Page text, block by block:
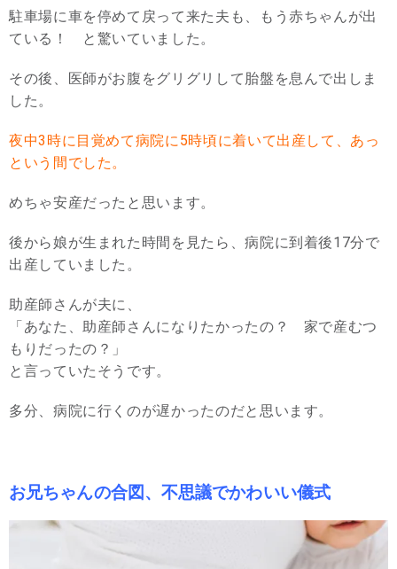
駐車場に車を停めて戻って来た夫も、もう赤ちゃんが出
ている！ と驚いていました。
その後、医師がお腹をグリグリして胎盤を息んで出しま
した。
夜中3時に目覚めて病院に5時頃に着いて出産して、あっ
という間でした。
めちゃ安産だったと思います。
後から娘が生まれた時間を見たら、病院に到着後17分で
出産していました。
助産師さんが夫に、
「あなた、助産師さんになりたかったの？ 家で産むつ
もりだったの？」
と言っていたそうです。
多分、病院に行くのが遅かったのだと思います。
お兄ちゃんの合図、不思議でかわいい儀式